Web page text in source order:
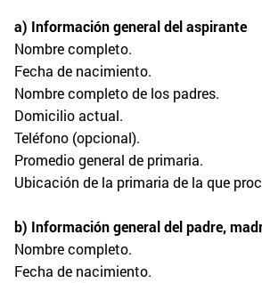
a) Información general del aspirante
Nombre completo.
Fecha de nacimiento.
Nombre completo de los padres.
Domicilio actual.
Teléfono (opcional).
Promedio general de primaria.
Ubicación de la primaria de la que
b) Información general del padre,
Nombre completo.
Fecha de nacimiento.